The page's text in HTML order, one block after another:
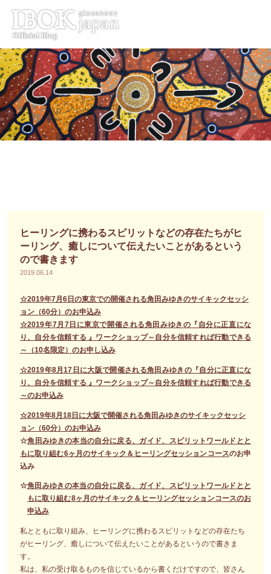
ツ
へ
ス
キ
ッ
プ
ヒーリングに携わるスピリットなどの存在たちがヒ
ーリング、癒しについて伝えたいことがあるという
ので書きます
2019.06.14
☆2019年7月6日の東京での開催される角田みゆきのサイキックセッシ
ョン（60分）のお申込み
☆2019年7月7日に東京で開催される角田みゆきの『自分に正直にな
り、自分を信頼する 』ワークショップ～自分を信頼すれば行動できる
～（10名限定）のお申し込み
☆2019年8月17日に大阪で開催される角田みゆきの『自分に正直にな
り、自分を信頼する 』ワークショップ～自分を信頼すれば行動できる
～のお申込み
☆2019年8月18日に大阪で開催される角田みゆきのサイキックセッシ
ョン（60分）のお申込み
☆角田みゆきの本当の自分に戻る、ガイド、スピリットワールドとと
もに取り組む6ヶ月のサイキック＆ヒーリングセッションコースのお申
込み
☆角田みゆきの本当の自分に戻る、ガイド、スピリットワールドとと
もに取り組む8ヶ月のサイキック＆ヒーリングセッションコースのお
申込み
私とともに取り組み、ヒーリングに携わるスピリットなどの存在たち
がヒーリング、癒しについて伝えたいことがあるというので書きま
す。
私は、私の受け取るものを信じているから書くだけですので、皆さん